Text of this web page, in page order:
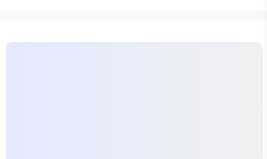
유를 더 많이 필요로 하게 되었습니다.치유농업은 그